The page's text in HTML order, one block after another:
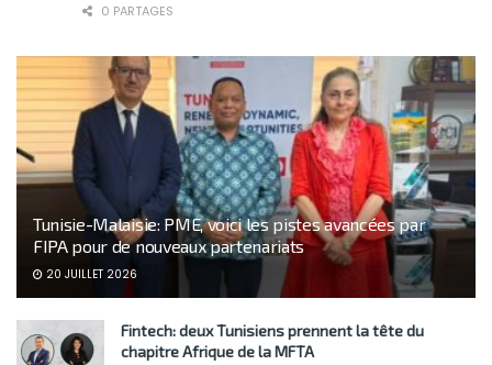
0 PARTAGES
Tunisie-Malaisie: PME, voici les pistes avancées par
FIPA pour de nouveaux partenariats
20 JUILLET 2026
Fintech: deux Tunisiens prennent la tête du
chapitre Afrique de la MFTA